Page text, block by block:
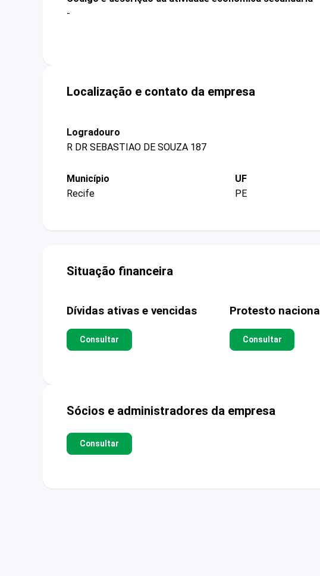
-
Localização e contato da empresa
Logradouro
R DR SEBASTIAO DE SOUZA 187
Município
Recife
UF
PE
Situação financeira
Dívidas ativas e vencidas
Consultar
Protesto nacional
Consultar
Sócios e administradores da empresa
Consultar